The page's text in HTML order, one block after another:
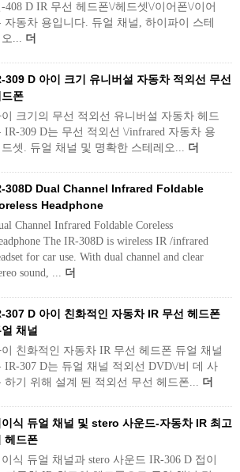
-408 D IR 무선 헤드폰\/헤드셋\/이어폰\/이어
자동차 용입니다. 듀얼 채널, 하이파이 스테
... 더
309 D 아이 크기 유니버설 자동차 적외선 무선
폰
이 크기의 무선 적외선 유니버설 자동차 헤드
IR-309 D는 무선 적외선 \/infrared 자동차 용
셋. 듀얼 채널 및 명확한 스테레오... 더
308D Dual Channel Infrared Foldable
Headphone
Channel Infrared Foldable Coreless
The IR-308D is wireless IR /infrared
for car use. With dual channel and clear
sound, ... 더
307 D 아이 친화적인 자동차 IR 무선 헤드폰
채널
이 친화적인 자동차 IR 무선 헤드폰 듀얼 채널
IR-307 D는 듀얼 채널 적외선 DVD\/비 데 사
하기 위해 설계 된 적외선 무선 헤드폰... 더
이식 듀얼 채널 및 stero 사운드-자동차 IR 최고
헤드폰
이식 듀얼 채널과 stero 사운드 IR-306 D 접이